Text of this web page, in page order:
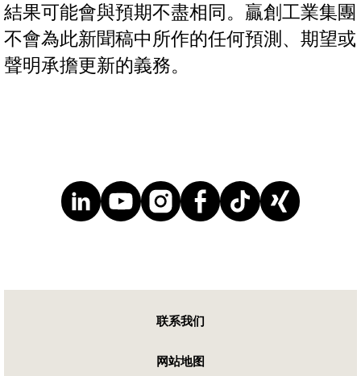
結果可能會與預期不盡相同。贏創工業集團
不會為此新聞稿中所作的任何預測、期望或
聲明承擔更新的義務。
联系我们
网站地图